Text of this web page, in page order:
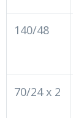
140/48
70/24 x 2